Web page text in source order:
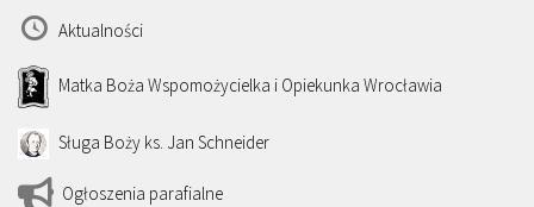
Aktualności
Matka Boża Wspomożycielka i Opiekunka Wrocławia
Sługa Boży ks. Jan Schneider
Ogłoszenia parafialne